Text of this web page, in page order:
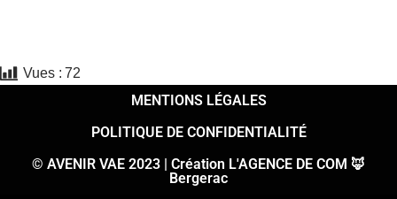
Vues : 72
MENTIONS LÉGALES
POLITIQUE DE CONFIDENTIALITÉ
© AVENIR VAE 2023 | Création L'AGENCE DE COM 🦊
Bergerac